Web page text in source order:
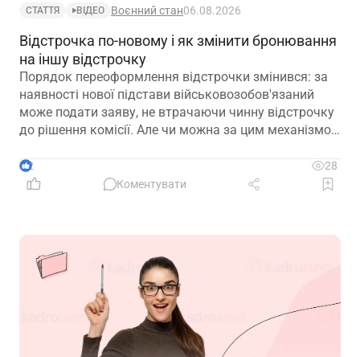
СТАТТЯ ВІДЕО Воєнний стан06.08.2026
Відстрочка по-новому і як змінити бронювання
на іншу відстрочку
Порядок переоформлення відстрочки змінився: за
наявності нової підстави військовозобов'язаний
може подати заяву, не втрачаючи чинну відстрочку
до рішення комісії. Але чи можна за цим механізмом
без попереднього розбронювання? Розглянемо нові
правила та практичні ризики
2
28
Коментувати